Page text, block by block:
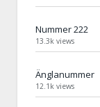
Nummer 222
13.3k views
Änglanummer
12.1k views